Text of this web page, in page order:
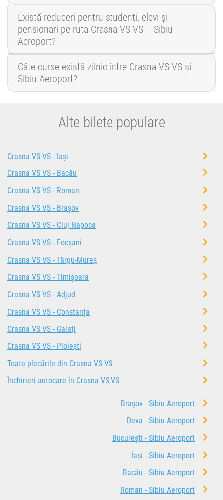
Există reduceri pentru studenți, elevi și
pensionari pe ruta Crasna VS VS – Sibiu
Aeroport?
Câte curse există zilnic între Crasna VS VS și
Sibiu Aeroport?
Alte bilete populare
Crasna VS VS - Iași
Crasna VS VS - Bacău
Crasna VS VS - Roman
Crasna VS VS - Brașov
Crasna VS VS - Cluj Napoca
Crasna VS VS - Focșani
Crasna VS VS - Târgu-Mureș
Crasna VS VS - Timișoara
Crasna VS VS - Adjud
Crasna VS VS - Constanța
Crasna VS VS - Galați
Crasna VS VS - Ploiești
Toate plecările din Crasna VS VS
Închirieri autocare în Crasna VS VS
Brașov - Sibiu Aeroport
Deva - Sibiu Aeroport
București - Sibiu Aeroport
Iași - Sibiu Aeroport
Bacău - Sibiu Aeroport
Roman - Sibiu Aeroport